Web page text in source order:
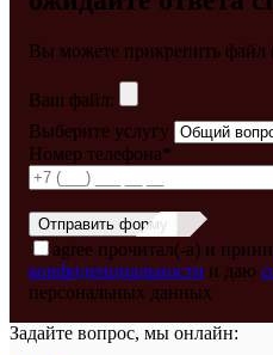
Вы можете прикрепить файл
Ваш файл:
Выберите услугу
Номер телефона*
agree прочитал(-а) и
конфиденциальности и даю
персональных данных
Задайте вопрос, мы онлайн: